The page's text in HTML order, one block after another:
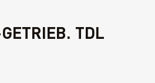
TDL